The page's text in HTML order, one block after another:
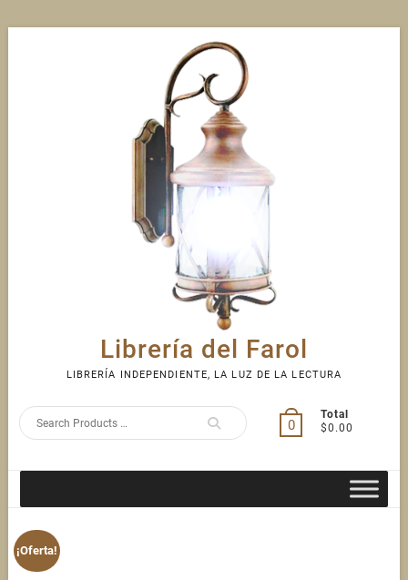
Librería del Farol
LIBRERÍA INDEPENDIENTE, LA LUZ DE LA LECTURA
Search
0
Total
$0.00
¡Oferta!